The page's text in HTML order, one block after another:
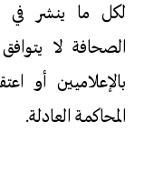
لكل ما ينشر في
الصحافة لا
بالإعلاميين أو
المحاكمة العادلة.